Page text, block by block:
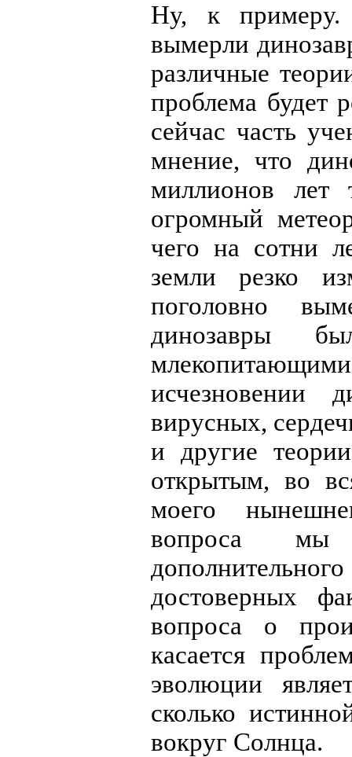
Ну, к примеру.
вымерли
различные
проблема будет
сейчас часть
мнение, что
миллионов лет
огромный
чего на сотни
земли резко
поголовно
динозавры
исчезновении
вирусных,
и другие
открытым, во
моего
вопроса мы
достоверных
вопроса о
касается
эволюции
сколько
вокруг Солнца.